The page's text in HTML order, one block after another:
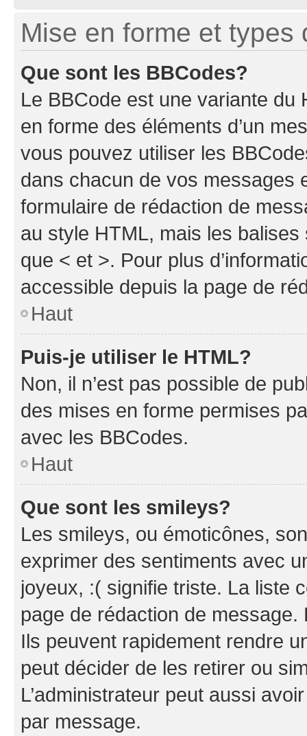
Mise en forme et types
Que sont les BBCodes?
Le BBCode est une variante du
en forme des éléments d’un
vous pouvez utiliser les
dans chacun de vos messages
formulaire de rédaction de
au style HTML, mais les
que < et >. Pour plus
accessible depuis la page de
Haut
Puis-je utiliser le HTML?
Non, il n’est pas possible de
des mises en forme permises
avec les BBCodes.
Haut
Que sont les smileys?
Les smileys, ou émoticônes,
exprimer des sentiments avec
joyeux, :( signifie triste. La liste
page de rédaction de
Ils peuvent rapidement rendre
peut décider de les retirer ou
L’administrateur peut aussi
par message.